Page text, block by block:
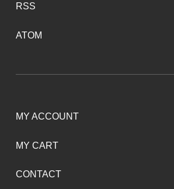
RSS
ATOM
MY ACCOUNT
MY CART
CONTACT